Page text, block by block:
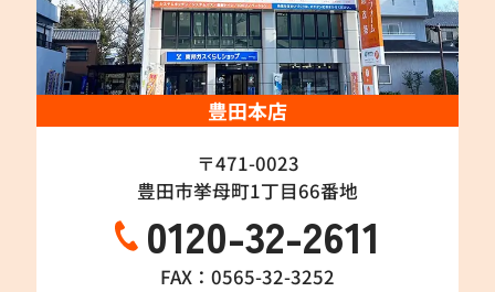
豊田本店
〒471-0023
豊田市挙母町1丁目66番地
0120-32-2611
FAX：0565-32-3252